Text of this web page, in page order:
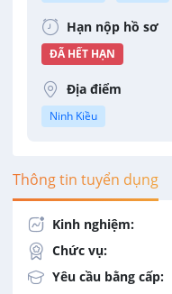
Hạn nộp hồ sơ
ĐÃ HẾT HẠN
Địa điểm
Ninh Kiều
Thông tin tuyển dụng
Kinh nghiệm:
Chức vụ:
Yêu cầu bằng cấp: